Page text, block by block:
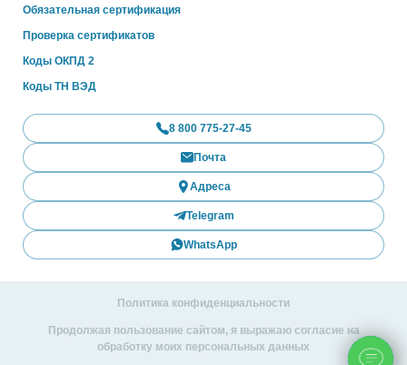
Обязательная сертификация
Проверка сертификатов
Коды ОКПД 2
Коды ТН ВЭД
8 800 775-27-45
Почта
Адреса
Telegram
WhatsApp
Политика конфиденциальности
Продолжая пользование сайтом, я выражаю согласие на
обработку моих персональных данных